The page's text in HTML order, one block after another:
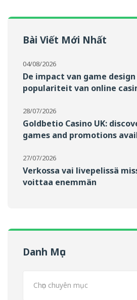
Bài Viết Mới Nhất
04/08/2026
De impact van game design
populariteit van online
28/07/2026
Goldbetio Casino UK:
games and promotions
27/07/2026
Verkossa vai livepelissä
voittaa enemmän
Danh Mục
Chọn chuyên mục